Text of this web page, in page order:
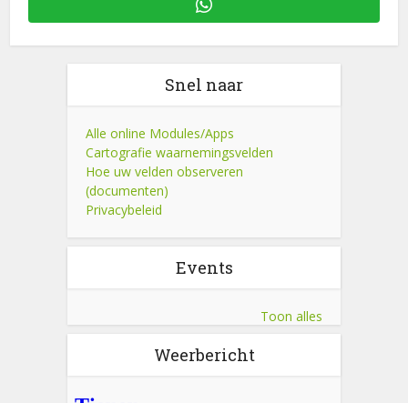
Snel naar
Alle online Modules/Apps
Cartografie waarnemingsvelden
Hoe uw velden observeren
(documenten)
Privacybeleid
Events
Toon alles
Weerbericht